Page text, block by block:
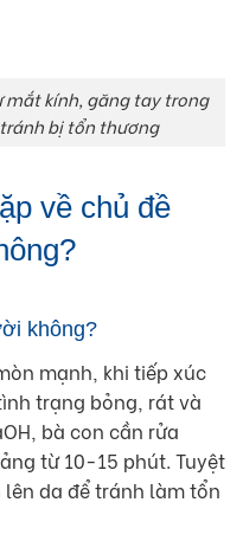
mắt kính, găng tay trong
bị tổn thương
về chủ đề
không?
mạnh, khi tiếp xúc
trạng bỏng, rát và
bà con cần rửa
từ 10-15 phút. Tuyệt
da để tránh làm tổn